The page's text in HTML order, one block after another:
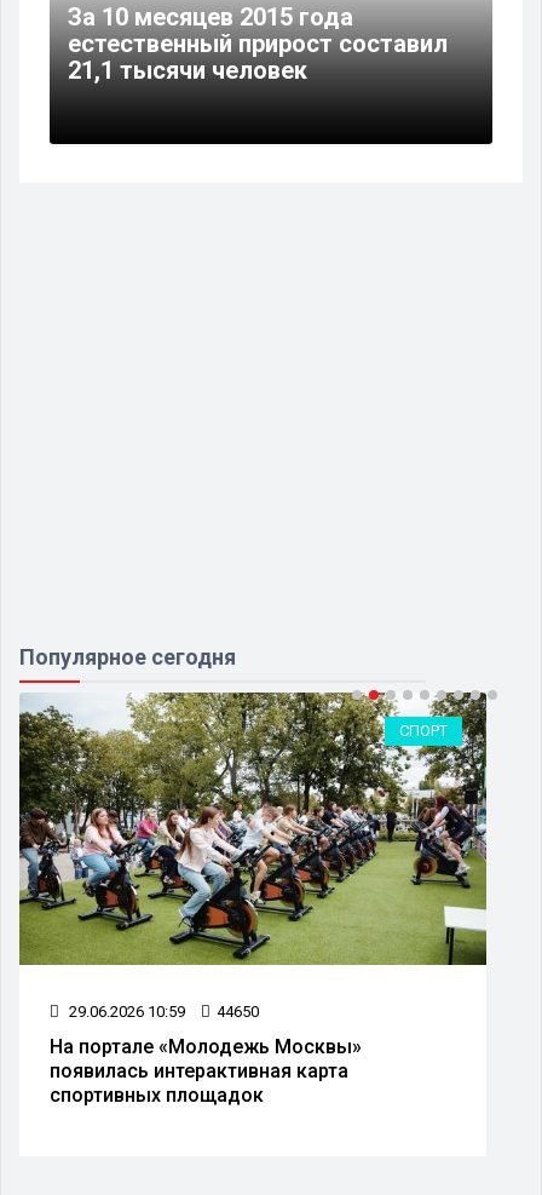
За 10 месяцев 2015 года
естественный прирост составил
21,1 тысячи человек
Популярное сегодня
СПОРТ
29.06.2026 10:59 44650
На портале «Молодежь Москвы»
появилась интерактивная карта
спортивных площадок